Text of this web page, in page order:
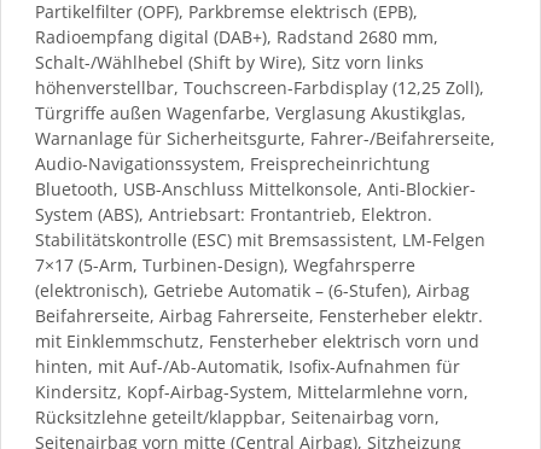
Partikelfilter (OPF), Parkbremse elektrisch (EPB),
Radioempfang digital (DAB+), Radstand 2680 mm,
Schalt-/Wählhebel (Shift by Wire), Sitz vorn links
höhenverstellbar, Touchscreen-Farbdisplay (12,25 Zoll),
Türgriffe außen Wagenfarbe, Verglasung Akustikglas,
Warnanlage für Sicherheitsgurte, Fahrer-/Beifahrerseite,
Audio-Navigationssystem, Freisprecheinrichtung
Bluetooth, USB-Anschluss Mittelkonsole, Anti-Blockier-
System (ABS), Antriebsart: Frontantrieb, Elektron.
Stabilitätskontrolle (ESC) mit Bremsassistent, LM-Felgen
7×17 (5-Arm, Turbinen-Design), Wegfahrsperre
(elektronisch), Getriebe Automatik – (6-Stufen), Airbag
Beifahrerseite, Airbag Fahrerseite, Fensterheber elektr.
mit Einklemmschutz, Fensterheber elektrisch vorn und
hinten, mit Auf-/Ab-Automatik, Isofix-Aufnahmen für
Kindersitz, Kopf-Airbag-System, Mittelarmlehne vorn,
Rücksitzlehne geteilt/klappbar, Seitenairbag vorn,
Seitenairbag vorn mitte (Central Airbag), Sitzheizung